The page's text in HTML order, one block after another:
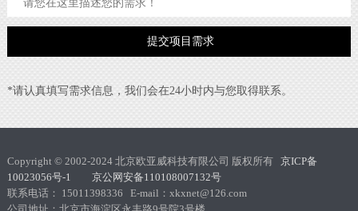
*请认真填写需求信息，我们会在24小时内与您取得联系。
Copyright © 2002-2024 北京欧亚威科技有限公司 版权所有 京ICP备
10023056号-1 京公网安备110108007132号
联系电话： 15011398336 E-mail：xkxnet@126.com